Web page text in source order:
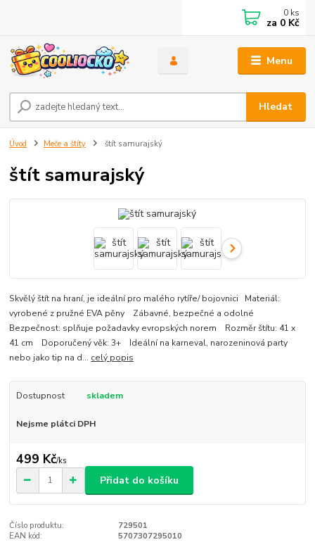
Menu
Hledat
0 ks
za 0 Kč
Úvod Meče a štíty štít samurajský
štít samurajský
Skvělý štít na hraní, je ideální pro malého rytíře/ bojovnici Materiál:
vyrobené z pružné EVA pěny Zábavné, bezpečné a odolné
Bezpečnost: splňuje požadavky evropských norem Rozměr štítu: 41 x
41 cm Doporučený věk: 3+ Ideální na karneval, narozeninová party
nebo jako tip na d... celý popis
Dostupnost skladem
Nejsme plátci DPH
499 Kč/ks
Přidat do košíku
Číslo produktu:
729501
EAN kód:
5707307295010